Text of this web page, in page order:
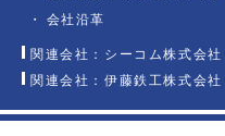
会社沿革
関連会社：シーコム株式会社
関連会社：伊藤鉄工株式会社